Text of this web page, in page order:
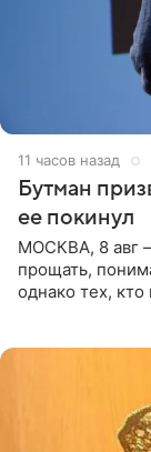
11 часов назад
Бутман
ее покинул
МОСКВА, 8 авг
прощать,
однако тех,